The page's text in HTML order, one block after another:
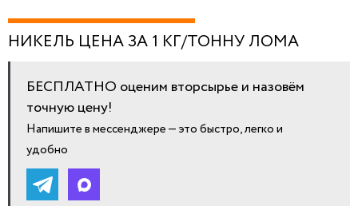
НИКЕЛЬ ЦЕНА ЗА 1 КГ/ТОННУ ЛОМА
БЕСПЛАТНО оценим вторсырье и назовём
точную цену!
Напишите в мессенджере — это быстро, легко и
удобно